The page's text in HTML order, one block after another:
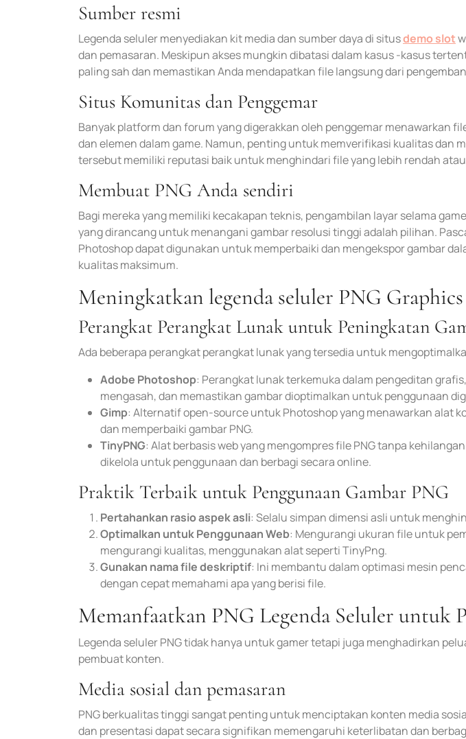
Sumber resmi
Legenda seluler menyediakan kit media dan sumber daya di situsdemo slot
dan pemasaran. Meskipun akses mungkin dibatasi dalam kasus -kasus
paling sah dan memastikan Anda mendapatkan file langsung dari
Situs Komunitas dan Penggemar
Banyak platform dan forum yang digerakkan oleh penggemar menawarkan
dan elemen dalam game. Namun, penting untuk memverifikasi kualitas dan
tersebut memiliki reputasi baik untuk menghindari file yang lebih rendah
Membuat PNG Anda sendiri
Bagi mereka yang memiliki kecakapan teknis, pengambilan layar selama
yang dirancang untuk menangani gambar resolusi tinggi adalah pilihan.
Photoshop dapat digunakan untuk memperbaiki dan mengekspor gambar
kualitas maksimum.
Meningkatkan legenda seluler PNG Graphics
Perangkat Perangkat Lunak untuk Peningkatan
Ada beberapa perangkat perangkat lunak yang tersedia untuk
Adobe Photoshop: Perangkat lunak terkemuka dalam pengeditan
mengasah, dan memastikan gambar dioptimalkan untuk penggunaan
Gimp: Alternatif open-source untuk Photoshop yang menawarkan alat
dan memperbaiki gambar PNG.
TinyPNG: Alat berbasis web yang mengompres file PNG tanpa
dikelola untuk penggunaan dan berbagi secara online.
Praktik Terbaik untuk Penggunaan Gambar PNG
Pertahankan rasio aspek asli: Selalu simpan dimensi asli untuk
Optimalkan untuk Penggunaan Web: Mengurangi ukuran file untuk
mengurangi kualitas, menggunakan alat seperti TinyPng.
Gunakan nama file deskriptif: Ini membantu dalam optimasi mesin
dengan cepat memahami apa yang berisi file.
Memanfaatkan PNG Legenda Seluler untuk
Legenda seluler PNG tidak hanya untuk gamer tetapi juga menghadirkan
pembuat konten.
Media sosial dan pemasaran
PNG berkualitas tinggi sangat penting untuk menciptakan konten media
dan presentasi dapat secara signifikan memengaruhi keterlibatan dan